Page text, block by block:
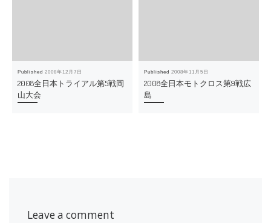
Published2008年12月7日
2008全日本トライアル第5戦岡
山大会
Published2008年11月5日
2008全日本モトクロス第9戦広
島
Leave a comment